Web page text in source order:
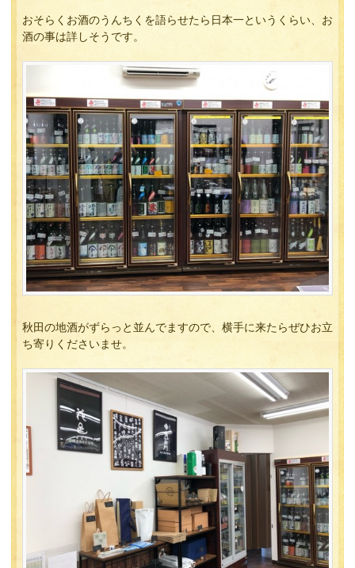
おそらくお酒のうんちくを語らせたら日本一というくらい、お
酒の事は詳しそうです。
秋田の地酒がずらっと並んでますので、横手に来たらぜひお立
ち寄りくださいませ。